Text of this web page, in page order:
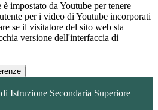
impostato da Youtube per tenere
per i video di Youtube incorporati
se il visitatore del sito web sta
versione dell'interfaccia di
Istruzione Secondaria Superiore